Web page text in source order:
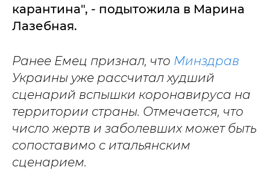
карантина", - подытожила в Марина
Лазебная.
Ранее Емец признал, что Минздрав
Украины уже рассчитал худший
сценарий вспышки коронавируса на
территории страны. Отмечается, что
число жертв и заболевших может быть
сопоставимо с итальянским
сценарием.